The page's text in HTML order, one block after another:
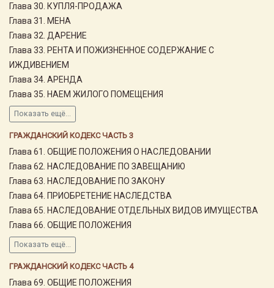
Глава 30. КУПЛЯ-ПРОДАЖА
Глава 31. МЕНА
Глава 32. ДАРЕНИЕ
Глава 33. РЕНТА И ПОЖИЗНЕННОЕ СОДЕРЖАНИЕ С
ИЖДИВЕНИЕМ
Глава 34. АРЕНДА
Глава 35. НАЕМ ЖИЛОГО ПОМЕЩЕНИЯ
Показать ещё...
ГРАЖДАНСКИЙ КОДЕКС ЧАСТЬ 3
Глава 61. ОБЩИЕ ПОЛОЖЕНИЯ О НАСЛЕДОВАНИИ
Глава 62. НАСЛЕДОВАНИЕ ПО ЗАВЕЩАНИЮ
Глава 63. НАСЛЕДОВАНИЕ ПО ЗАКОНУ
Глава 64. ПРИОБРЕТЕНИЕ НАСЛЕДСТВА
Глава 65. НАСЛЕДОВАНИЕ ОТДЕЛЬНЫХ ВИДОВ ИМУЩЕСТВА
Глава 66. ОБЩИЕ ПОЛОЖЕНИЯ
Показать ещё...
ГРАЖДАНСКИЙ КОДЕКС ЧАСТЬ 4
Глава 69. ОБЩИЕ ПОЛОЖЕНИЯ